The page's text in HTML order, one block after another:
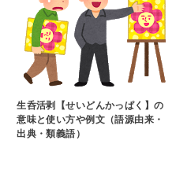
生呑活剥【せいどんかっぱく】の
意味と使い方や例文（語源由来・
出典・類義語）